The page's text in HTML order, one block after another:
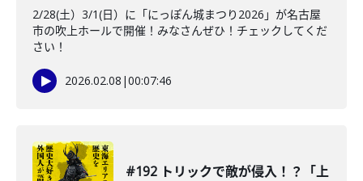
2/28(土）3/1(日）に「にっぽん城まつり2026」が名古屋
市の吹上ホールで開催！みなさんぜひ！チェックしてくだ
さい！
2026.02.08 |00:07:46
#192 トリックで敵が侵入！？「上